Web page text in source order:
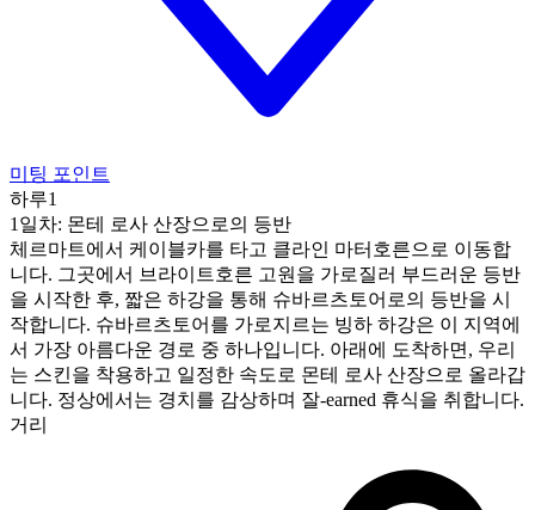
미팅 포인트
하루1
1일차: 몬테 로사 산장으로의 등반
체르마트에서 케이블카를 타고 클라인 마터호른으로 이동합
니다. 그곳에서 브라이트호른 고원을 가로질러 부드러운 등반
을 시작한 후, 짧은 하강을 통해 슈바르츠토어로의 등반을 시
작합니다. 슈바르츠토어를 가로지르는 빙하 하강은 이 지역에
서 가장 아름다운 경로 중 하나입니다. 아래에 도착하면, 우리
는 스킨을 착용하고 일정한 속도로 몬테 로사 산장으로 올라갑
니다. 정상에서는 경치를 감상하며 잘-earned 휴식을 취합니다.
거리